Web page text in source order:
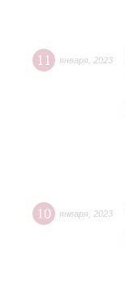
11 января 2023
10 января 2023